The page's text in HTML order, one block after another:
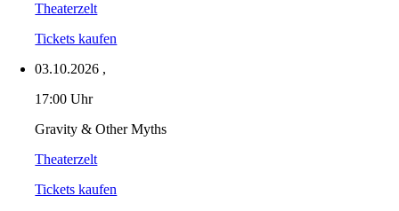
Theaterzelt
Tickets kaufen
03.10.2026 ,
17:00 Uhr
Gravity & Other Myths
Theaterzelt
Tickets kaufen